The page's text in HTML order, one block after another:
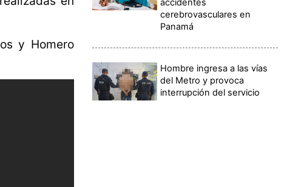
y Homero
accidentes
cerebrovasculares en
Panamá
Hombre ingresa a las vías
del Metro y provoca
interrupción del servicio